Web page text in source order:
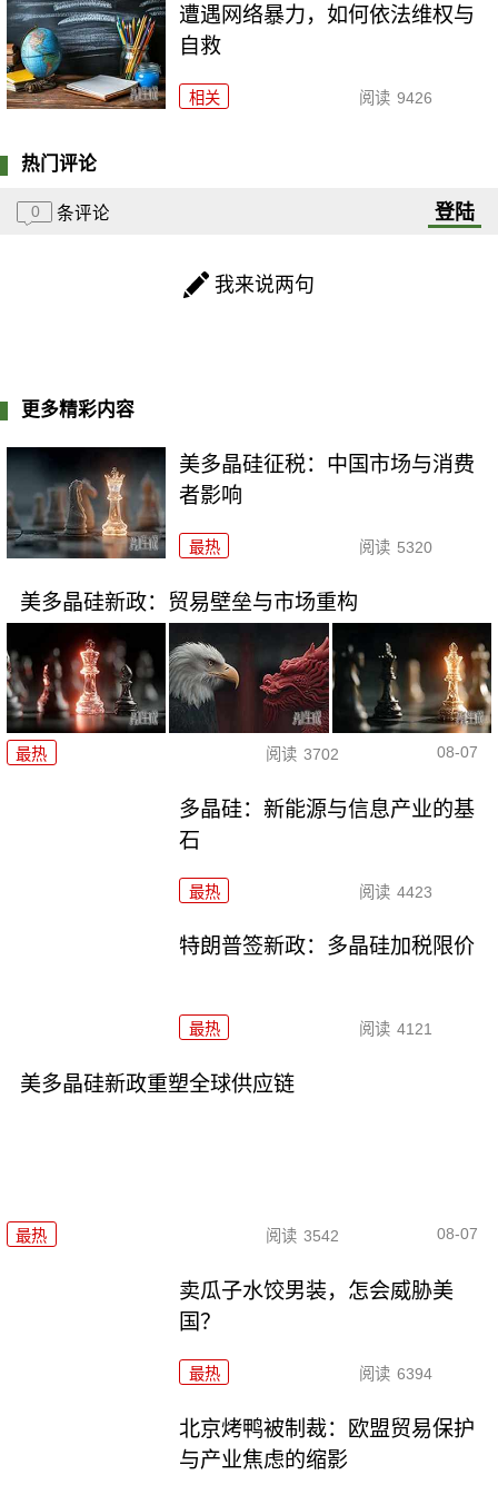
遭遇网络暴力，如何依法维权与
自救
相关 阅读 9426
热门评论
0 条评论 登陆
我来说两句
更多精彩内容
美多晶硅征税：中国市场与消费
者影响
最热 阅读 5320
美多晶硅新政：贸易壁垒与市场重构
最热 阅读 3702 08-07
多晶硅：新能源与信息产业的基
石
最热 阅读 4423
特朗普签新政：多晶硅加税限价
最热 阅读 4121
美多晶硅新政重塑全球供应链
最热 阅读 3542 08-07
卖瓜子水饺男装，怎会威胁美
国？
最热 阅读 6394
北京烤鸭被制裁：欧盟贸易保护
与产业焦虑的缩影